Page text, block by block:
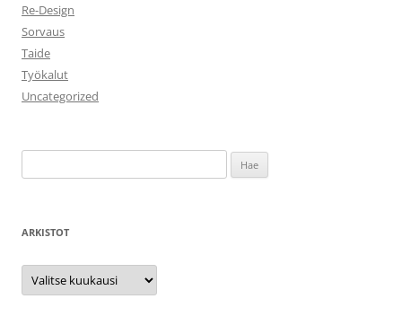
Re-Design
Sorvaus
Taide
Työkalut
Uncategorized
ARKISTOT
Arkistot